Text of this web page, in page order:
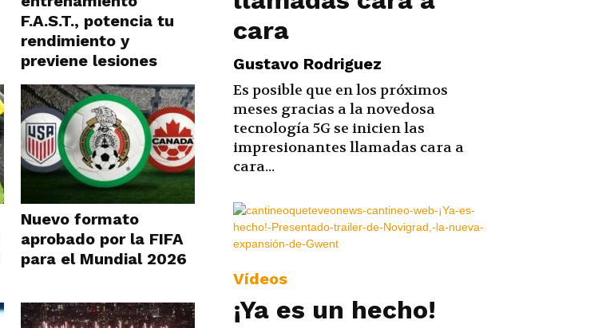
F.A.S.T., potencia tu
rendimiento y
previene lesiones
Nuevo formato
aprobado por la FIFA
para el Mundial 2026
cara
Gustavo Rodriguez
Es posible que en los próximos
meses gracias a la novedosa
tecnología 5G se inicien las
impresionantes llamadas cara a
cara...
Vídeos
¡Ya es un hecho!